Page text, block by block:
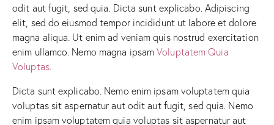
odit aut fugit, sed quia. Dicta sunt explicabo. Adipiscing
elit, sed do eiusmod tempor incididunt ut labore et dolore
magna aliqua. Ut enim ad veniam quis nostrud exercitation
enim ullamco. Nemo magna ipsamVoluptatem Quia
Voluptas.
Dicta sunt explicabo. Nemo enim ipsam voluptatem quia
voluptas sit aspernatur aut odit aut fugit, sed quia. Nemo
enim ipsam voluptatem quia voluptas sit aspernatur aut